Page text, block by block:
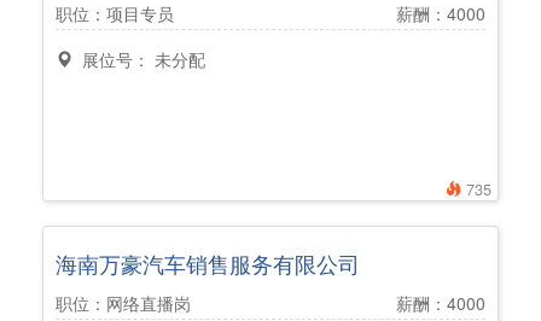
735
职位：项目专员
薪酬：4000
展位号： 未分配
海南万豪汽车销售服务有限公司
职位：网络直播岗
薪酬：4000